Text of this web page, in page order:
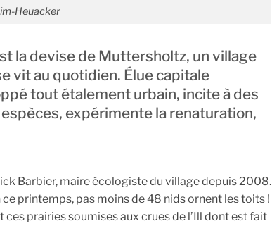
Heuacker
la devise de Muttersholtz, un village
vit au quotidien. Élue capitale
tout étalement urbain, incite à des
expérimente la renaturation,
Barbier, maire écologiste du village depuis 2008.
printemps, pas moins de 48 nids ornent les toits !
prairies soumises aux crues de l’Ill dont est fait